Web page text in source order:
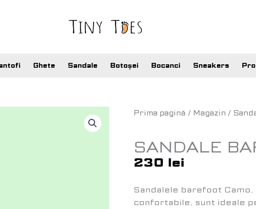
Ghete Sandale Botoșei Bocanci Sneakers
Prima pagină / Magazin /
SANDALE
230 lei
Sandalele barefoot
confortabile, sunt ideale
Cantitate
Camo